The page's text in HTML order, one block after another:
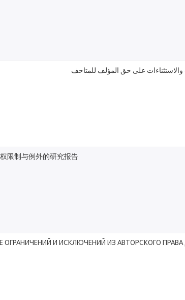
على حق المؤلف للمتاحف
限制与例外的研究报告
И ИСКЛЮЧЕНИЙ ИЗ АВТОРСКОГО ПРАВА